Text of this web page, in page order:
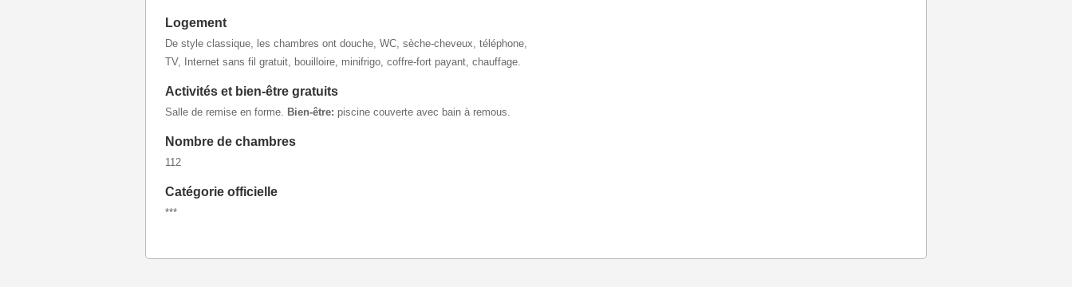
Logement
De style classique, les chambres ont douche, WC, sèche-cheveux, téléphone,
TV, Internet sans fil gratuit, bouilloire, minifrigo, coffre-fort payant, chauffage.
Activités et bien-être gratuits
Salle de remise en forme. Bien-être: piscine couverte avec bain à remous.
Nombre de chambres
112
Catégorie officielle
***